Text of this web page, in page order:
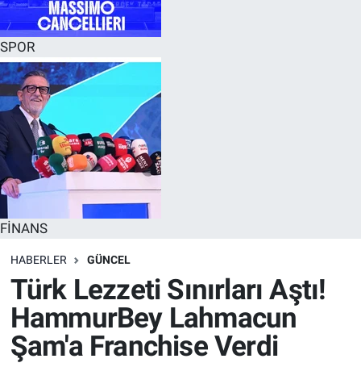
SPOR
FİNANS
HABERLER GÜNCEL
Türk Lezzeti Sınırları Aştı!
HammurBey Lahmacun
Şam'a Franchise Verdi